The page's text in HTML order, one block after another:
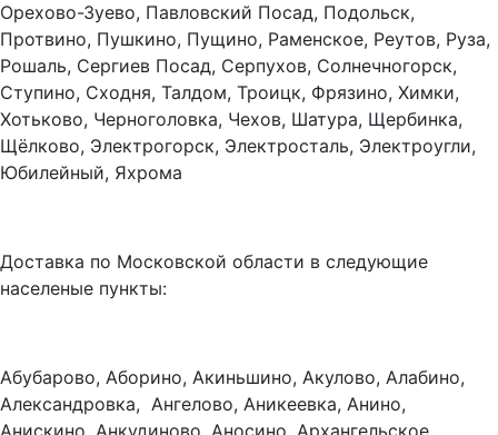
Орехово-Зуево, Павловский Посад, Подольск,
Протвино, Пушкино, Пущино, Раменское, Реутов, Руза,
Рошаль, Сергиев Посад, Серпухов, Солнечногорск,
Ступино, Сходня, Талдом, Троицк, Фрязино, Химки,
Хотьково, Черноголовка, Чехов, Шатура, Щербинка,
Щёлково, Электрогорск, Электросталь, Электроугли,
Юбилейный, Яхрома
Доставка по Московской области в следующие
населеные пункты:
Абубарово, Аборино, Акиньшино, Акулово, Алабино,
Александровка, Ангелово, Аникеевка, Анино,
Анискино, Анкудиново, Аносино, Архангельское,